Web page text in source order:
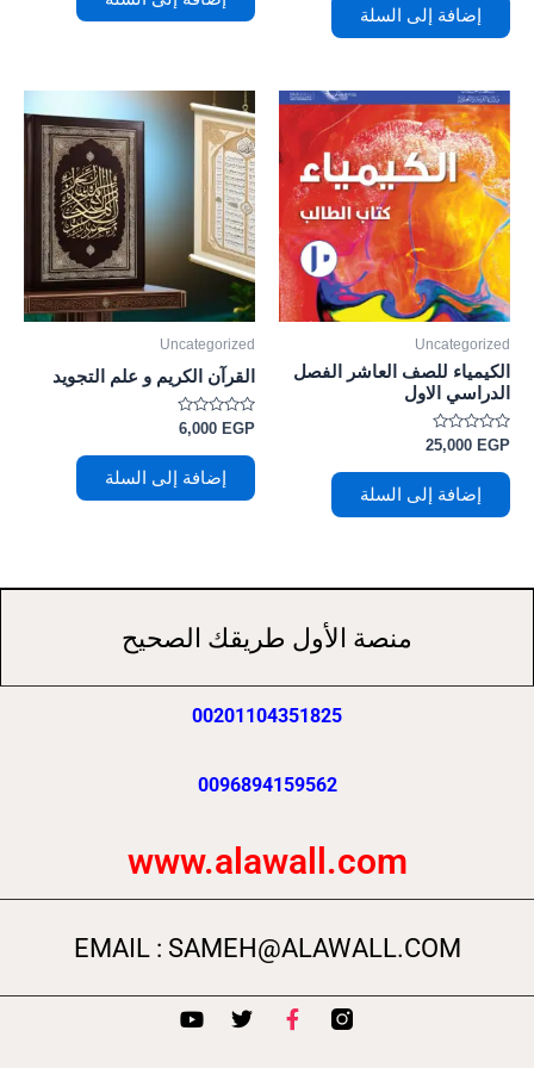
من
إضافة إلى السلة
Uncategorized
الكيمياء للصف العاشر الفصل
الدراسي الاول
تم
0
من
25,000 EGP
إضافة إلى السلة
Uncategorized
القرآن الكريم و علم التجويد
تم
0
من
6,000 EGP
إضافة إلى السلة
منصة الأول طريقك الصحيح
00201104351825
0096894159562
www.alawall.com
EMAIL : SAMEH@ALAWALL.COM
F
T
Y